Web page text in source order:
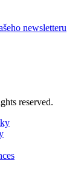
newsletteru
reserved.